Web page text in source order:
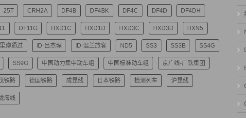
25T CRH2A DF4B DF4BK DF4C DF4D DF4DH
DF11G HXD1C HXD1D HXD3C HXD3D HXN5
蹲通过 ID-吕杰琛 ID-温兰旅客 ND5 SS3 SS3B SS4G
SS9G 中国动力集中动车组 中国标准动车组 京广线-广铁集团
铁路 德国铁路 成昆线 日本铁路 检测列车 沪昆线
海线